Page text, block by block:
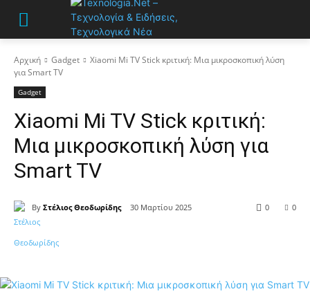
Αρχική Gadget
Xiaomi Mi TV Stick κριτική: Μια μικροσκοπική λύση
για Smart TV
Gadget
Xiaomi Mi TV Stick κριτική:
Μια μικροσκοπική λύση για
Smart TV
By Στέλιος Θεοδωρίδης 30 Μαρτίου 2025 0
0